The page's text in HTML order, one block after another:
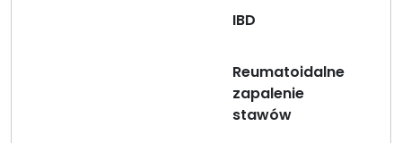
IBD
Reumatoidalne
zapalenie
stawów